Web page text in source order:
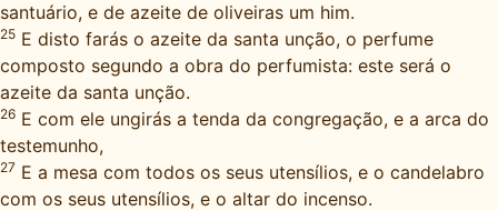
santuário, e de azeite de oliveiras um him.
25 E disto farás o azeite da santa unção, o perfume
composto segundo a obra do perfumista: este será o
azeite da santa unção.
26 E com ele ungirás a tenda da congregação, e a arca do
testemunho,
27 E a mesa com todos os seus utensílios, e o candelabro
com os seus utensílios, e o altar do incenso.